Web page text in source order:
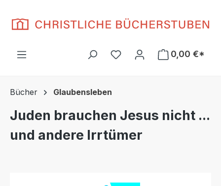
Du hast 0 Produkte auf
0,00 €*
Bücher Glaubensleben
Juden brauchen Jesus nicht ...
und andere Irrtümer